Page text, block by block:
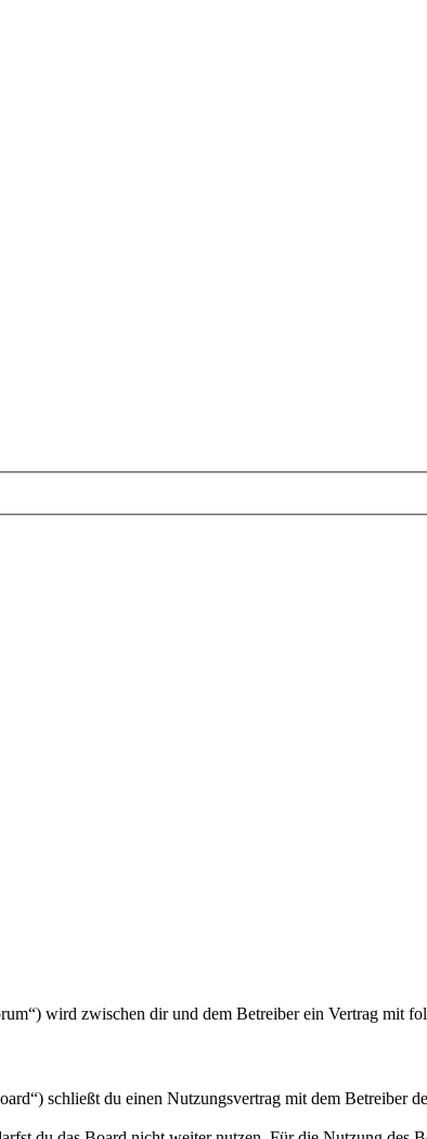
wird zwischen dir und dem Betreiber ein Vertrag mit
schließt du einen Nutzungsvertrag mit dem Betreiber